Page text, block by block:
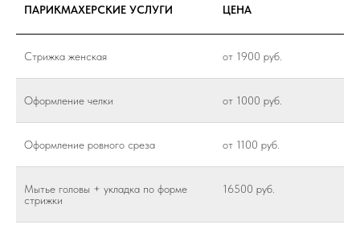
ПАРИКМАХЕРСКИЕ УСЛУГИ ЦЕНА
Стрижка женская от 1900 руб.
Оформление челки от 1000 руб.
Оформление ровного среза от 1100 руб.
Мытье головы + укладка по форме
стрижки
16500 руб.